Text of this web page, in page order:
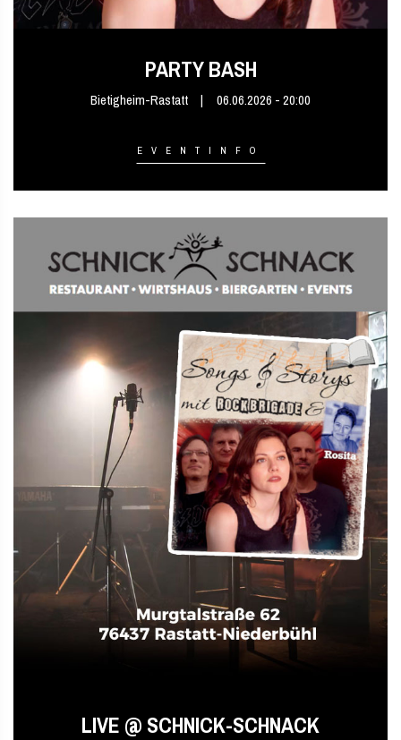
PARTY BASH
Bietigheim-Rastatt 06.06.2026 - 20:00
EVENTINFO
LIVE @ SCHNICK-SCHNACK